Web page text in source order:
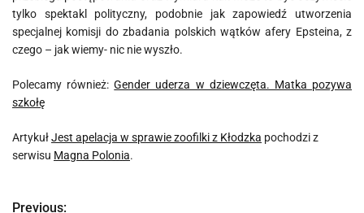
tylko spektakl polityczny, podobnie jak zapowiedź utworzenia
specjalnej komisji do zbadania polskich wątków afery Epsteina, z
czego – jak wiemy- nic nie wyszło.
Polecamy również:Gender uderza w dziewczęta. Matka pozywa
szkołę
ArtykułJest apelacja w sprawie zoofilki z Kłodzka pochodzi z
serwisu Magna Polonia.
Previous: